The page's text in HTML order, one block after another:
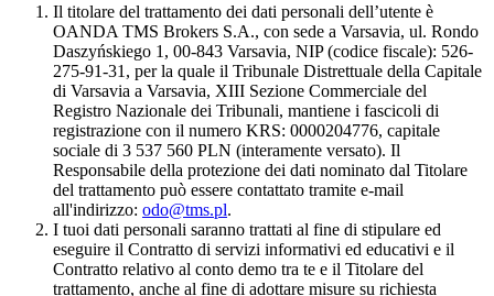
Il titolare del trattamento dei dati personali dell’utente è
OANDA TMS Brokers S.A., con sede a Varsavia, ul. Rondo
Daszyńskiego 1, 00-843 Varsavia, NIP (codice fiscale): 526-
275-91-31, per la quale il Tribunale Distrettuale della Capitale
di Varsavia a Varsavia, XIII Sezione Commerciale del
Registro Nazionale dei Tribunali, mantiene i fascicoli di
registrazione con il numero KRS: 0000204776, capitale
sociale di 3 537 560 PLN (interamente versato). Il
Responsabile della protezione dei dati nominato dal Titolare
del trattamento può essere contattato tramite e-mail
all'indirizzo: odo@tms.pl.
I tuoi dati personali saranno trattati al fine di stipulare ed
eseguire il Contratto di servizi informativi ed educativi e il
Contratto relativo al conto demo tra te e il Titolare del
trattamento, anche al fine di adottare misure su richiesta